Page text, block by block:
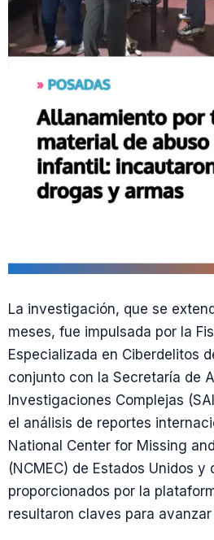
La investigación, que se
meses, fue impulsada por la
Especializada en Ciberdelitos
conjunto con la Secretaría de
Investigaciones Complejas
el análisis de reportes
National Center for Missing
(NCMEC) de Estados Unidos
proporcionados por la
resultaron claves para